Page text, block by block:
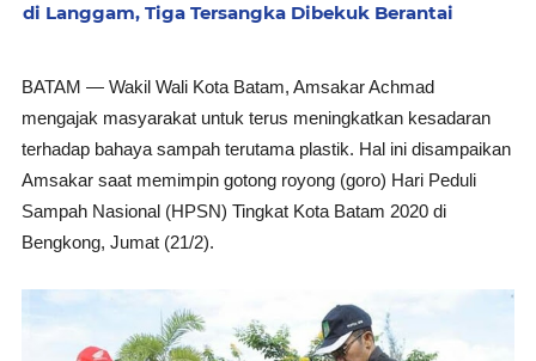
di Langgam, Tiga Tersangka Dibekuk Berantai
BATAM — Wakil Wali Kota Batam, Amsakar Achmad
mengajak masyarakat untuk terus meningkatkan kesadaran
terhadap bahaya sampah terutama plastik. Hal ini disampaikan
Amsakar saat memimpin gotong royong (goro) Hari Peduli
Sampah Nasional (HPSN) Tingkat Kota Batam 2020 di
Bengkong, Jumat (21/2).